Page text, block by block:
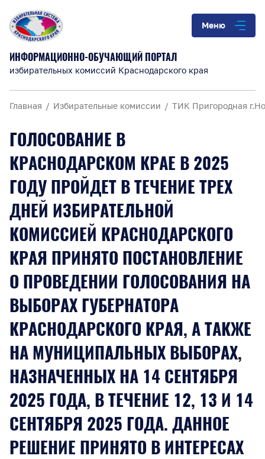
Меню
ИНФОРМАЦИОННО-ОБУЧАЮЩИЙ ПОРТАЛ
избирательных комиссий Краснодарского края
Главная Избирательные комиссии ТИК Пригородная
ГОЛОСОВАНИЕ В
КРАСНОДАРСКОМ КРАЕ В 2025
ГОДУ ПРОЙДЕТ В ТЕЧЕНИЕ ТРЕХ
ДНЕЙ ИЗБИРАТЕЛЬНОЙ
КОМИССИЕЙ КРАСНОДАРСКОГО
КРАЯ ПРИНЯТО ПОСТАНОВЛЕНИЕ
О ПРОВЕДЕНИИ ГОЛОСОВАНИЯ НА
ВЫБОРАХ ГУБЕРНАТОРА
КРАСНОДАРСКОГО КРАЯ, А ТАКЖЕ
НА МУНИЦИПАЛЬНЫХ ВЫБОРАХ,
НАЗНАЧЕННЫХ НА 14 СЕНТЯБРЯ
2025 ГОДА, В ТЕЧЕНИЕ 12, 13 И 14
СЕНТЯБРЯ 2025 ГОДА. ДАННОЕ
РЕШЕНИЕ ПРИНЯТО В ИНТЕРЕСАХ